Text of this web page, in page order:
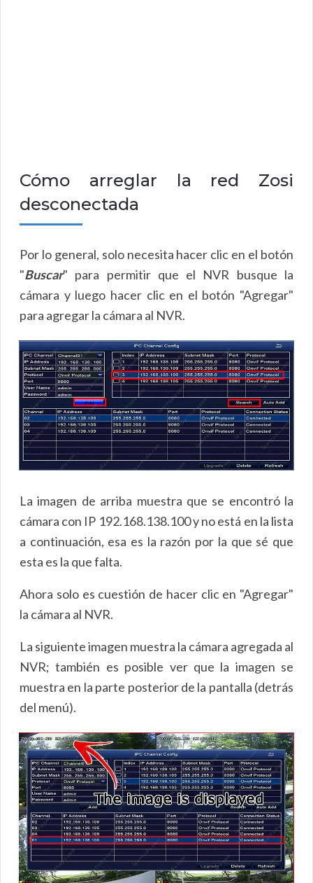
Cómo arreglar la red Zosi
desconectada
Por lo general, solo necesita hacer clic en el botón
"Buscar" para permitir que el NVR busque la
cámara y luego hacer clic en el botón "Agregar"
para agregar la cámara al NVR.
La imagen de arriba muestra que se encontró la
cámara con IP 192.168.138.100 y no está en la lista
a continuación, esa es la razón por la que sé que
esta es la que falta.
Ahora solo es cuestión de hacer clic en "Agregar"
la cámara al NVR.
La siguiente imagen muestra la cámara agregada al
NVR; también es posible ver que la imagen se
muestra en la parte posterior de la pantalla (detrás
del menú).